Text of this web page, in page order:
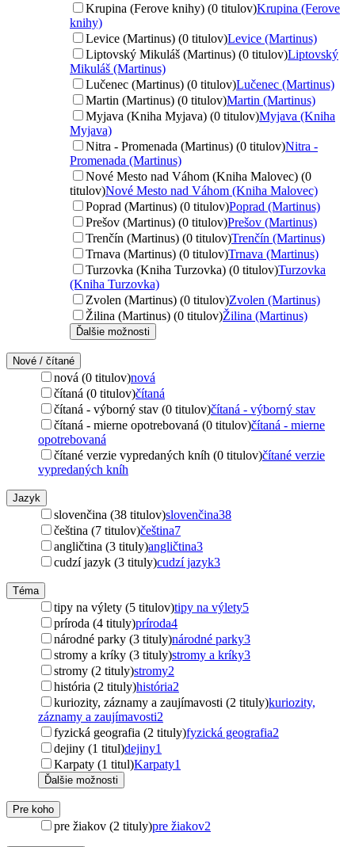
Krupina (Ferove knihy) (0 titulov)Krupina (Ferove
knihy)
Levice (Martinus) (0 titulov)Levice (Martinus)
Liptovský Mikuláš (Martinus) (0 titulov)Liptovský
Mikuláš (Martinus)
Lučenec (Martinus) (0 titulov)Lučenec (Martinus)
Martin (Martinus) (0 titulov)Martin (Martinus)
Myjava (Kniha Myjava) (0 titulov)Myjava (Kniha
Myjava)
Nitra - Promenada (Martinus) (0 titulov)Nitra -
Promenada (Martinus)
Nové Mesto nad Váhom (Kniha Malovec) (0
titulov)Nové Mesto nad Váhom (Kniha Malovec)
Poprad (Martinus) (0 titulov)Poprad (Martinus)
Prešov (Martinus) (0 titulov)Prešov (Martinus)
Trenčín (Martinus) (0 titulov)Trenčín (Martinus)
Trnava (Martinus) (0 titulov)Trnava (Martinus)
Turzovka (Kniha Turzovka) (0 titulov)Turzovka
(Kniha Turzovka)
Zvolen (Martinus) (0 titulov)Zvolen (Martinus)
Žilina (Martinus) (0 titulov)Žilina (Martinus)
Ďalšie možnosti
Nové / čítané
nová (0 titulov)nová
čítaná (0 titulov)čítaná
čítaná - výborný stav (0 titulov)čítaná - výborný stav
čítaná - mierne opotrebovaná (0 titulov)čítaná - mierne
opotrebovaná
čítané verzie vypredaných kníh (0 titulov)čítané verzie
vypredaných kníh
Jazyk
slovenčina (38 titulov)slovenčina38
čeština (7 titulov)čeština7
angličtina (3 tituly)angličtina3
cudzí jazyk (3 tituly)cudzí jazyk3
Téma
tipy na výlety (5 titulov)tipy na výlety5
príroda (4 tituly)príroda4
národné parky (3 tituly)národné parky3
stromy a kríky (3 tituly)stromy a kríky3
stromy (2 tituly)stromy2
história (2 tituly)história2
kuriozity, záznamy a zaujímavosti (2 tituly)kuriozity,
záznamy a zaujímavosti2
fyzická geografia (2 tituly)fyzická geografia2
dejiny (1 titul)dejiny1
Karpaty (1 titul)Karpaty1
Ďalšie možnosti
Pre koho
pre žiakov (2 tituly)pre žiakov2